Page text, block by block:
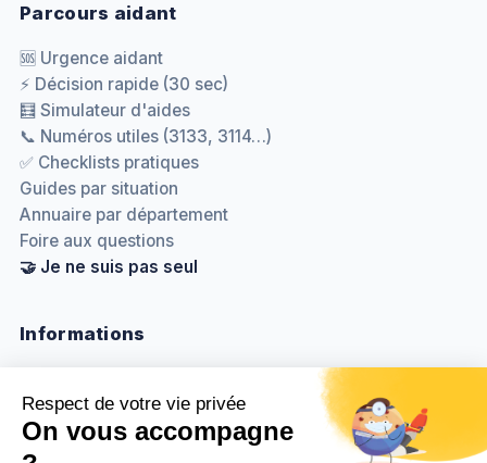
Parcours aidant
🆘 Urgence aidant
⚡ Décision rapide (30 sec)
🧮 Simulateur d'aides
📞 Numéros utiles (3133, 3114…)
✅ Checklists pratiques
Guides par situation
Annuaire par département
Foire aux questions
🤝 Je ne suis pas seul
Informations
Méthodologie & sources
Politique de confidentialité
Mentions légales